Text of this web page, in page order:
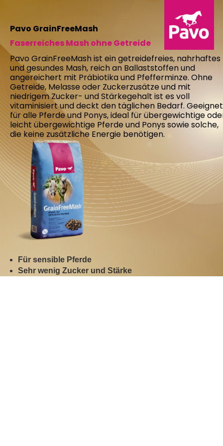
Pavo GrainFreeMash
Faserreiches Mash ohne Getreide
Pavo GrainFreeMash ist ein getreidefreies, nahrhaftes
und gesundes Mash, reich an Ballaststoffen und
angereichert mit Präbiotika und Pfefferminze. Ohne
Getreide, Melasse oder Zuckerzusätze und mit
niedrigem Zucker- und Stärkegehalt ist es voll
vitaminisiert und deckt den täglichen Bedarf. Geeignet
für alle Pferde und Ponys, ideal für übergewichtige
leicht übergewichtige Pferde und Ponys sowie solche,
die keine zusätzliche Energie benötigen.
Für sensible Pferde
Sehr wenig Zucker und Stärke